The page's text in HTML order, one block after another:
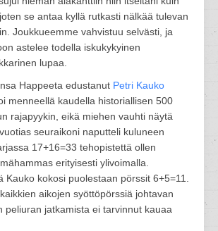
se antaa kyllä rutkasti nälkää tulevan
Joukkueemme vahvistuu selvästi, ja
astelee todella iskukykyinen
lupaa.
Happeeta edustanut Petri Kauko
menneellä kaudella historiallisen 500
rajapyykin, eikä miehen vauhti näytä
seuraikoni naputteli kuluneen
17+16=33 tehopistettä ollen
erityisesti ylivoimalla.
Kauko kokosi puolestaan pörssit 6+5=11.
aikojen syöttöpörssiä johtavan
peliuran jatkamista ei tarvinnut kauaa